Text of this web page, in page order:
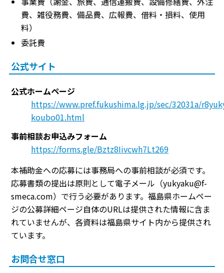
費、雑役務費、備品費、広報費、借料・損料、使用
料）
委託費
公式サイト
公式ホームページ
https://www.pref.fukushima.lg.jp/sec/32031a/
koubo01.html
事前相談お申込みフォーム
https://forms.gle/Bztz8Iivcwh7Lt269
本補助金への応募には事務局への事前相談が必須です。
応募書類の提出は原則として電子メール（yukyaku@f-
smeca.com）で行う必要があります。福島県ホームペー
ジの公募詳細ページ自体のURLは提供された情報に含ま
れていませんが、各資料は福島県サイト内から提供され
ています。
お問合せ窓口